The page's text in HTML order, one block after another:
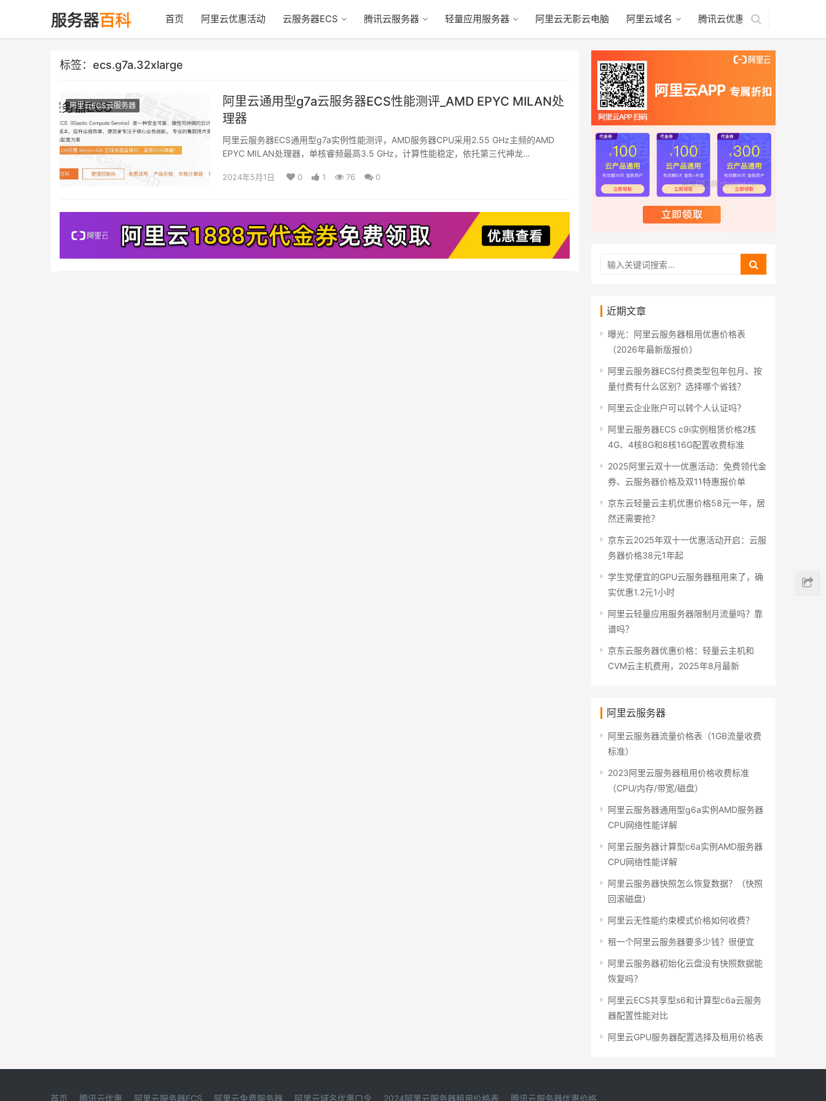
首页 阿里云优惠活动 云服务器ECS 腾讯云服务器 轻量应用服务器 阿里云无影云电脑 阿里云域名 腾讯云优惠
标签：ecs.g7a.32xlarge
阿里云ECS云服务器
阿里云通用型g7a云服务器ECS性能测评_AMD EPYC MILAN处
理器
阿里云服务器ECS通用型g7a实例性能测评，AMD服务器CPU采用2.55 GHz主频的AMD
EPYC MILAN处理器，单核睿频最高3.5 GHz，计算性能稳定，依托第三代神龙…
2024年5月1日 0 1 76 0
近期文章
曝光：阿里云服务器租用优惠价格表
（2026年最新版报价）
阿里云服务器ECS付费类型包年包月、按
量付费有什么区别？选择哪个省钱？
阿里云企业账户可以转个人认证吗？
阿里云服务器ECS c9i实例租赁价格2核
4G、4核8G和8核16G配置收费标准
2025阿里云双十一优惠活动：免费领代金
券、云服务器价格及双11特惠报价单
京东云轻量云主机优惠价格58元一年，居
然还需要抢？
京东云2025年双十一优惠活动开启：云服
务器价格38元1年起
学生党便宜的GPU云服务器租用来了，确
实优惠1.2元1小时
阿里云轻量应用服务器限制月流量吗？靠
谱吗？
京东云服务器优惠价格：轻量云主机和
CVM云主机费用，2025年8月最新
阿里云服务器
阿里云服务器流量价格表（1GB流量收费
标准）
2023阿里云服务器租用价格收费标准
（CPU/内存/带宽/磁盘）
阿里云服务器通用型g6a实例AMD服务器
CPU网络性能详解
阿里云服务器计算型c6a实例AMD服务器
CPU网络性能详解
阿里云服务器快照怎么恢复数据？（快照
回滚磁盘）
阿里云无性能约束模式价格如何收费？
租一个阿里云服务器要多少钱？很便宜
阿里云服务器初始化云盘没有快照数据能
恢复吗？
阿里云ECS共享型s6和计算型c6a云服务
器配置性能对比
阿里云GPU服务器配置选择及租用价格表
首页 腾讯云优惠 阿里云服务器ECS 阿里云免费服务器 阿里云域名优惠口令 2024阿里云服务器租用价格表 腾讯云服务器优惠价格